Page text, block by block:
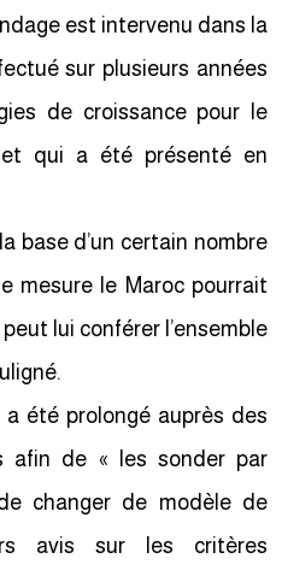
est intervenu dans la
sur plusieurs années
de croissance pour le
et qui a été présenté en
base d’un certain nombre
mesure le Maroc pourrait
lui conférer l’ensemble
a été prolongé auprès des
afin de « les sonder par
changer de modèle de
avis sur les critères